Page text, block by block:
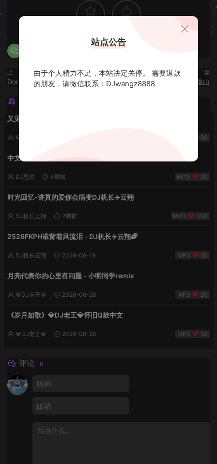
上一篇
Doraemon-伤心的人别听甜歌
下一篇
夜遊蘭桂坊V3劳资蜀道山
猜你喜欢
又见流星雨 lak中文-小明同学remix
💎DJ老王💎 50
中文欢快2k26雨后夏天的风
DJ思哲 4周前 30
时光回忆-讲真的爱你会病变DJ机长✈️云翔
DJ机长云翔 2周前 300
2526FKPH谁背着风流泪 - DJ机长✈️云翔🌈
DJ机长云翔 2026-06-19 50
月亮代表你的心里有问题 - 小明同学remix
💎DJ老王💎 2026-06-28 20
《岁月如歌》💎DJ老王💎怀旧Q鼓中文
💎DJ老王💎 2026-06-28 50
评论 0
站点公告
由于个人精力不足，本站决定关停。 需要退款
的朋友，请微信联系：DJwangz8888